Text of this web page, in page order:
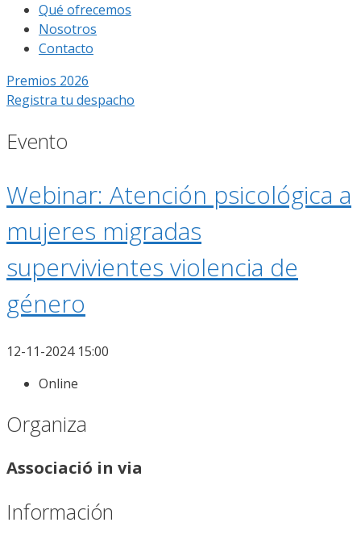
Qué ofrecemos
Nosotros
Contacto
Premios 2026
Registra tu despacho
Evento
Webinar: Atención psicológica a
mujeres migradas
supervivientes violencia de
género
12-11-2024 15:00
Online
Organiza
Associació in via
Información